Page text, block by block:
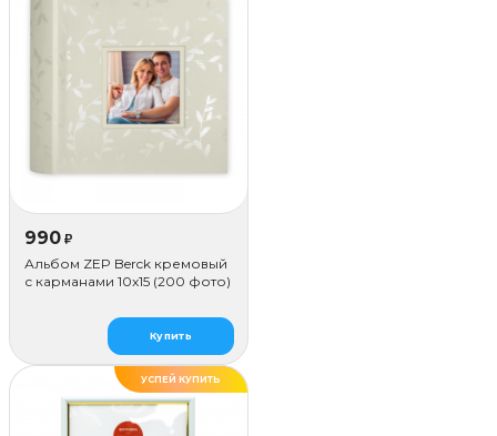
990 ₽
Альбом ZEP Berck кремовый
с карманами 10x15 (200 фото)
Купить
УСПЕЙ КУПИТЬ
ДЕЛАЕМ САМИ